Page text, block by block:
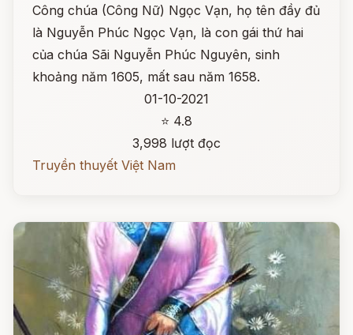
Công chúa (Công Nữ) Ngọc Vạn, họ tên đầy đủ
là Nguyễn Phúc Ngọc Vạn, là con gái thứ hai
của chúa Sãi Nguyễn Phúc Nguyên, sinh
khoảng năm 1605, mất sau năm 1658.
01-10-2021
⭐ 4.8
3,998 lượt đọc
Truyền thuyết Việt Nam